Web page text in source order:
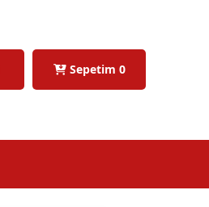
Sepetim 0